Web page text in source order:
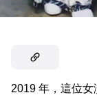
2019 年，這位女